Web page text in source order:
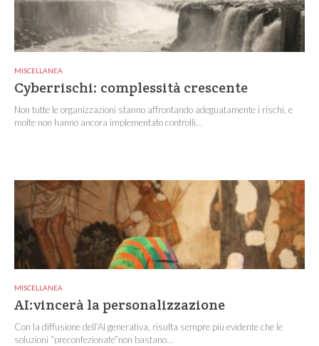
MISCELLANEA
Cyberrischi: complessità crescente
Non tutte le organizzazioni stanno affrontando adeguatamente i rischi, e
molte non hanno ancora implementato controlli...
MISCELLANEA
AI:vincerà la personalizzazione
Con la diffusione dell’AI generativa, risulta sempre più evidente che le
soluzioni “preconfezionate”non bastano...